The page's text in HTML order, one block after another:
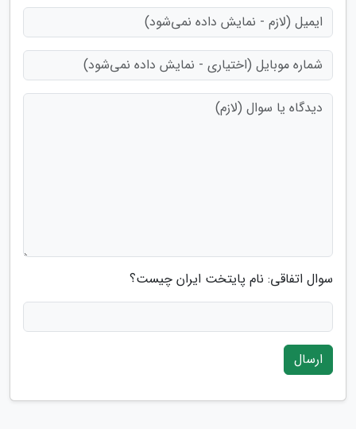
سوال اتفاقی: نام پایتخت ایران چیست؟
ارسال